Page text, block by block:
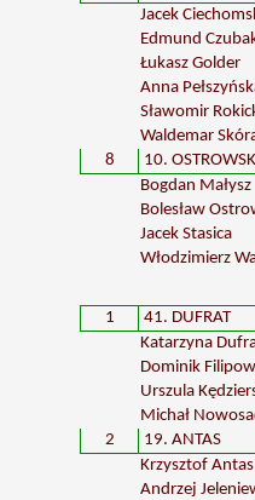
Jacek
Edmund
Łukasz Golder
Anna
Sławomir
Waldemar
8
10.
Bogdan Małysz
Bolesław
Jacek Stasica
Włodzimierz
1
41. DUFRAT
Katarzyna
Dominik
Urszula
Michał
2
19. ANTAS
Krzysztof Antas
Andrzej